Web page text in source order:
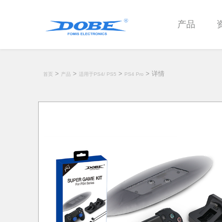
产品
首页 > 产品 > 适用于PS4/ PS5 > PS4 Pro > 详情